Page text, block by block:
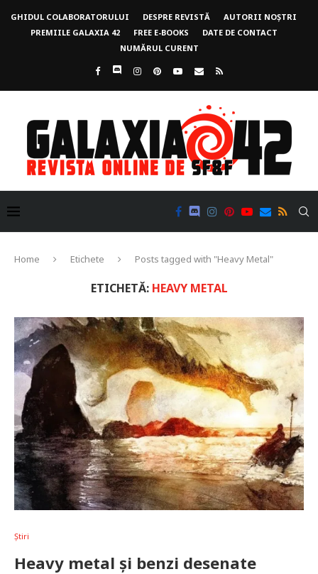
GHIDUL COLABORATORULUI DESPRE REVISTĂ
AUTORII NOȘTRI
PREMIILE GALAXIA 42
FREE E-BOOKS
DATE DE CONTACT
NUMĂRUL CURENT
Home Etichete Posts tagged with "Heavy Metal"
ETICHETĂ: HEAVY METAL
Știri
Heavy metal și benzi desenate